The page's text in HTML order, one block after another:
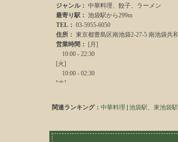
関連ランキング： 中華料理 | 池袋駅、 東池袋駅